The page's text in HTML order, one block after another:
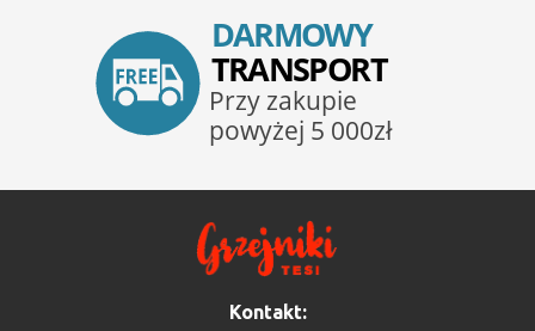
Kontakt: